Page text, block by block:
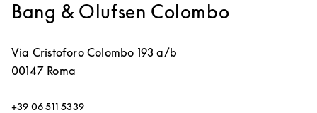
Bang & Olufsen Colombo
Via Cristoforo Colombo 193 a/b
00147 Roma
+39 06 511 5339